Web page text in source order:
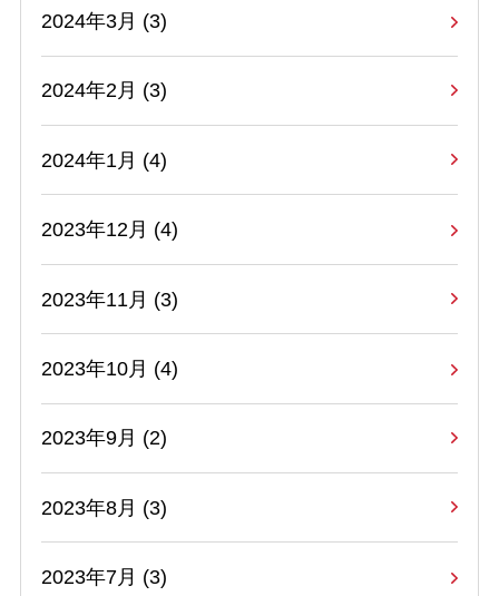
2024年3月 (3)
2024年2月 (3)
2024年1月 (4)
2023年12月 (4)
2023年11月 (3)
2023年10月 (4)
2023年9月 (2)
2023年8月 (3)
2023年7月 (3)